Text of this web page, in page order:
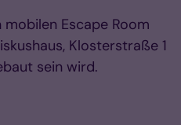
Escape Room
Klosterstraße 1
sein wird.